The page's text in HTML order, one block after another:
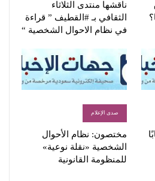
ناقشها منتدى الثلاثاء
الثقافي بـ #القطيف ” قراءة
في نظام الاحوال الشخصية “
صدى الإعلام
مختصون: نظام الأحوال
الشخصية «نقلة نوعية»
للمنظومة القانونية